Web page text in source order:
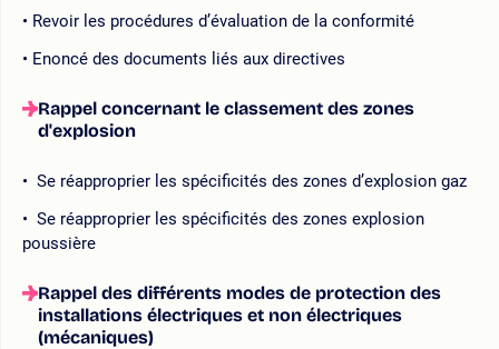
Revoir les procédures d’évaluation de la conformité
Enoncé des documents liés aux directives
Rappel concernant le classement des zones
d'explosion
Se réapproprier les spécificités des zones d’explosion gaz
Se réapproprier les spécificités des zones explosion
poussière
Rappel des différents modes de protection des
installations électriques et non électriques
(mécaniques)